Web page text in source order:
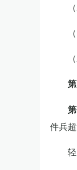
件兵